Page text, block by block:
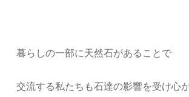
暮らしの一部に天然石があることで
交流する私たちも石達の影響を受け心